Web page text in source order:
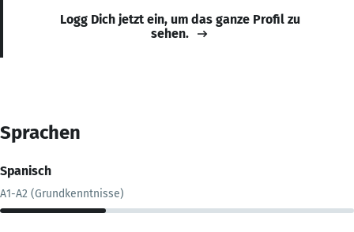
Logg Dich jetzt ein, um das ganze Profil zu
sehen.
Sprachen
Spanisch
A1-A2 (Grundkenntnisse)